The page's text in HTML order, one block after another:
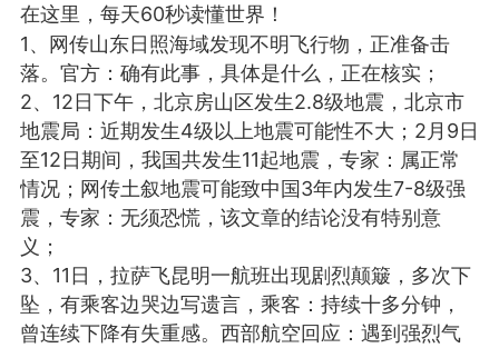
美业357 芯诗妍 卡卡美业
每次200金币 点击购买
师 小熊水光
爆汗熊
脂
卡卡动能素
皇斯普拉雅
建术
DRYY面膜 微晶溶斑术
爆款平台 Lv.8 靓号
加盟商
26 23:18
电脑端 美业资讯
在这里，每天60秒读懂世界！
1、网传山东日照海域发现不明飞行物，正准备击
落。官方：确有此事，具体是什么，正在核实；
2、12日下午，北京房山区发生2.8级地震，北京市
地震局：近期发生4级以上地震可能性不大；2月9日
至12日期间，我国共发生11起地震，专家：属正常
情况；网传土叙地震可能致中国3年内发生7-8级强
震，专家：无须恐慌，该文章的结论没有特别意
义；
3、11日，拉萨飞昆明一航班出现剧烈颠簸，多次下
坠，有乘客边哭边写遗言，乘客：持续十多分钟，
曾连续下降有失重感。西部航空回应：遇到强烈气